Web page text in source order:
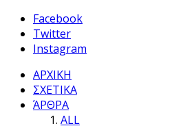
Facebook
Twitter
Instagram
ΑΡΧΙΚΗ
ΣΧΕΤΙΚΑ
ΆΡΘΡΑ
ALL